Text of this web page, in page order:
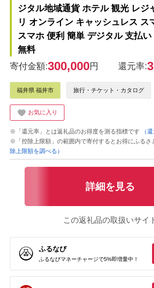
ジタル地域通貨 ホテル 観光 レジ
リ オンライン キャッシュレス ス
スマホ 便利 簡単 デジタル 支払
無料
寄付金額:300,000円 還元率:
福井県 福井市 旅行・チケット・カタログ
お気に入り
※「還元率」とは返礼品のお得度を測る指標です
（
※「控除上限額」の範囲内で寄付するとお得にふるさ
除上限額を調べる）
詳細を見る
この返礼品の取扱いサイ
ふるなび
ふるなびマネーチャージで5%即増量中！